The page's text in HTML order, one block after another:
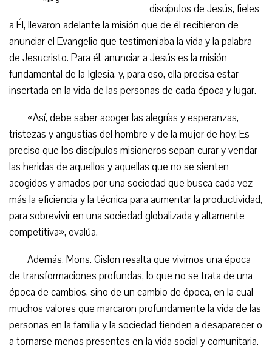
discípulos de Jesús, fieles
a Él, llevaron adelante la misión que de él recibieron de
anunciar el Evangelio que testimoniaba la vida y la palabra
de Jesucristo. Para él, anunciar a Jesús es la misión
fundamental de la Iglesia, y, para eso, ella precisa estar
insertada en la vida de las personas de cada época y lugar.
«Así, debe saber acoger las alegrías y esperanzas,
tristezas y angustias del hombre y de la mujer de hoy. Es
preciso que los discípulos misioneros sepan curar y vendar
las heridas de aquellos y aquellas que no se sienten
acogidos y amados por una sociedad que busca cada vez
más la eficiencia y la técnica para aumentar la productividad,
para sobrevivir en una sociedad globalizada y altamente
competitiva», evalúa.
Además, Mons. Gislon resalta que vivimos una época
de transformaciones profundas, lo que no se trata de una
época de cambios, sino de un cambio de época, en la cual
muchos valores que marcaron profundamente la vida de las
personas en la familia y la sociedad tienden a desaparecer o
a tornarse menos presentes en la vida social y comunitaria.